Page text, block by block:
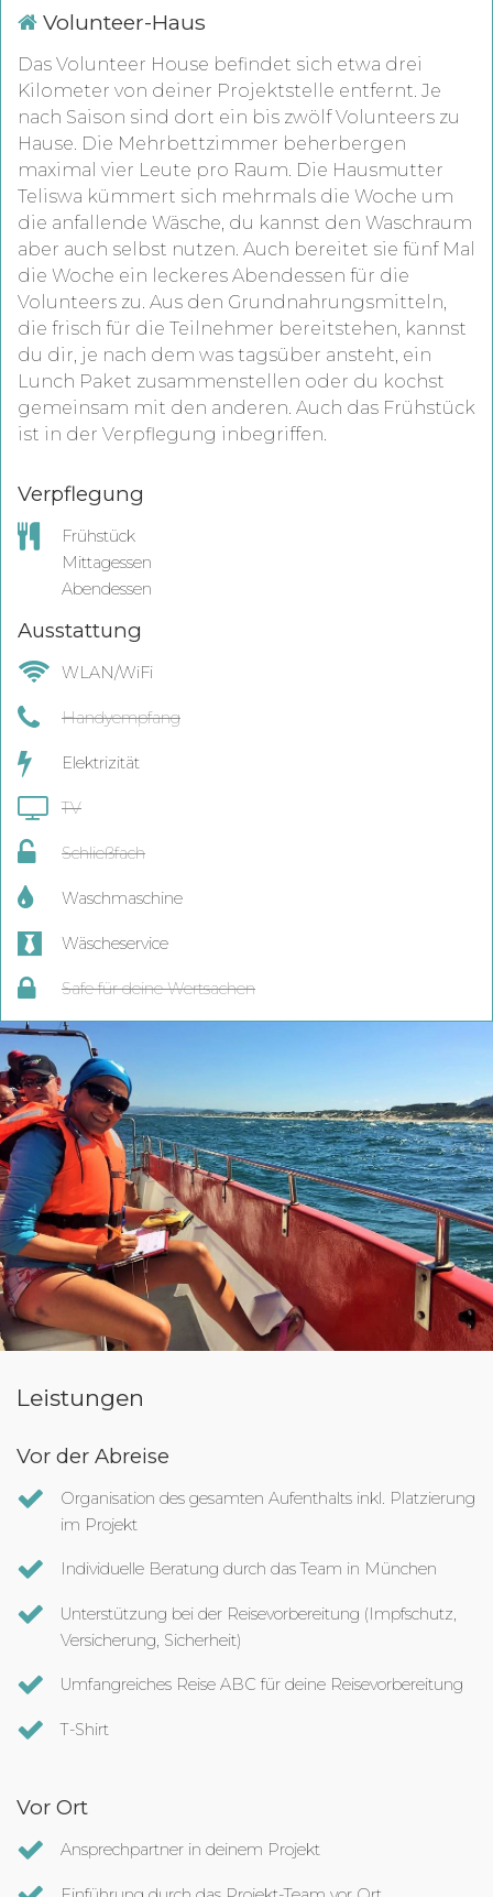
Volunteer-Haus
Das Volunteer House befindet sich etwa drei
Kilometer von deiner Projektstelle entfernt. Je
nach Saison sind dort ein bis zwölf Volunteers zu
Hause. Die Mehrbettzimmer beherbergen
maximal vier Leute pro Raum. Die Hausmutter
Teliswa kümmert sich mehrmals die Woche um
die anfallende Wäsche, du kannst den Waschraum
aber auch selbst nutzen. Auch bereitet sie fünf Mal
die Woche ein leckeres Abendessen für die
Volunteers zu. Aus den Grundnahrungsmitteln,
die frisch für die Teilnehmer bereitstehen, kannst
du dir, je nach dem was tagsüber ansteht, ein
Lunch Paket zusammenstellen oder du kochst
gemeinsam mit den anderen. Auch das Frühstück
ist in der Verpflegung inbegriffen.
Verpflegung
Frühstück
Mittagessen
Abendessen
Ausstattung
WLAN/WiFi
Handyempfang
Elektrizität
TV
Schließfach
Waschmaschine
Wäscheservice
Safe für deine Wertsachen
Leistungen
Vor der Abreise
Organisation des gesamten Aufenthalts inkl. Platzierung
im Projekt
Individuelle Beratung durch das Team in München
Unterstützung bei der Reisevorbereitung (Impfschutz,
Versicherung, Sicherheit)
Umfangreiches Reise ABC für deine Reisevorbereitung
T-Shirt
Vor Ort
Ansprechpartner in deinem Projekt